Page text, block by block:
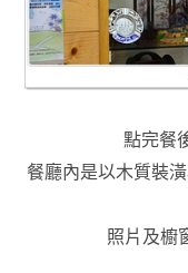
點完餐
餐廳內是以木質裝
照片及櫥